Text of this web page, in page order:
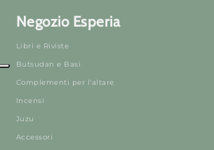
Negozio Esperia
Libri e Riviste
Butsudan e Basi
Complementi per l'altare
Incensi
Juzu
Accessori